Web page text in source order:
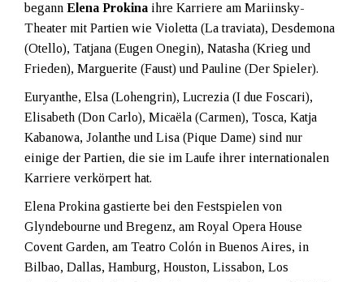
begann Elena Prokina ihre Karriere am Mariinsky-
Theater mit Partien wie Violetta (La traviata), Desdemona
(Otello), Tatjana (Eugen Onegin), Natasha (Krieg und
Frieden), Marguerite (Faust) und Pauline (Der Spieler).
Euryanthe, Elsa (Lohengrin), Lucrezia (I due Foscari),
Elisabeth (Don Carlo), Micaëla (Carmen), Tosca, Katja
Kabanowa, Jolanthe und Lisa (Pique Dame) sind nur
einige der Partien, die sie im Laufe ihrer internationalen
Karriere verkörpert hat.
Elena Prokina gastierte bei den Festspielen von
Glyndebourne und Bregenz, am Royal Opera House
Covent Garden, am Teatro Colón in Buenos Aires, in
Bilbao, Dallas, Hamburg, Houston, Lissabon, Los